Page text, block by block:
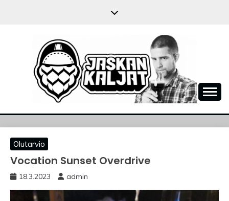
JASKANKALJAT
Olutarvio
Vocation Sunset Overdrive
18.3.2023 admin